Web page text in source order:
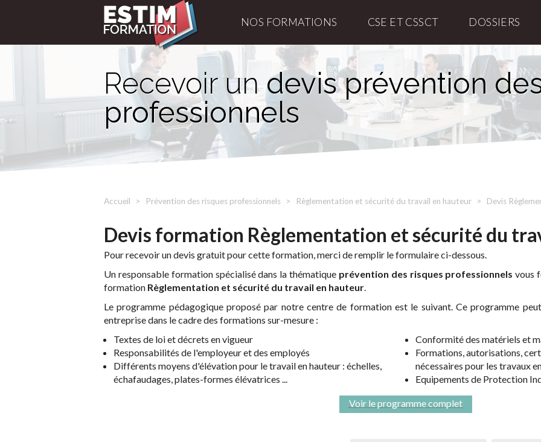
NOS FORMATIONS CSE ET CSSCT DOSSIERS
Recevoir undevis prévention
professionnels
Accueil Prévention des risques professionnels Règlementation et sécurité du travail en hauteur Devis
Devis formation Règlementation et sécurité du
Pour recevoir un devis gratuit pour cette formation, merci de remplir le formulaire ci-dessous.
Un responsable formation spécialisé dans la thématique prévention des risques professionnels vous
formation Règlementation et sécurité du travail en hauteur.
Le programme pédagogique proposé par notre centre de formation est le suivant. Ce programme
entreprise dans le cadre des formations sur-mesure :
Textes de loi et décrets en vigueur
Responsabilités de l'employeur et des employés
Différents moyens d'élévation pour le travail en hauteur : échelles,
échafaudages, plates-formes élévatrices ...
Conformité des matériels et
Formations, autorisations,
nécessaires pour les travaux
Equipements de Protection
Voir le programme complet